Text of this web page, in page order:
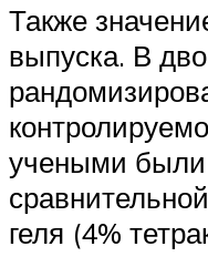
Также
выпуска. В
учеными
геля (4%